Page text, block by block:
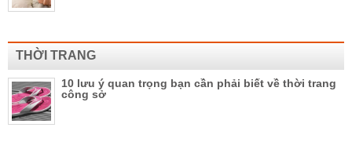
THỜI TRANG
10 lưu ý quan trọng bạn cần phải biết về thời trang
công sở